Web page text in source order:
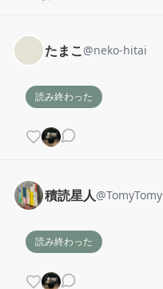
たまこ@neko-hitai
読み終わった
積読星人@TomyTomy
読み終わった